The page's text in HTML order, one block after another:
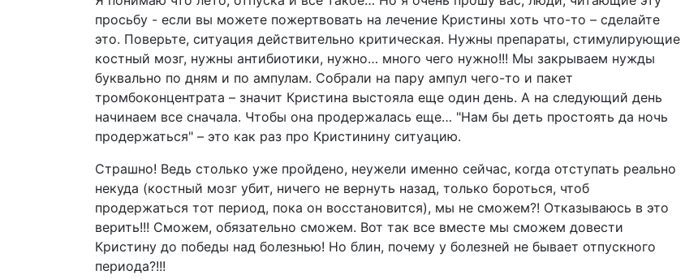
просьбу - если вы можете пожертвовать на лечение Кристины хоть что-то – сделайте
это. Поверьте, ситуация действительно критическая. Нужны препараты, стимулирующие
костный мозг, нужны антибиотики, нужно… много чего нужно!!! Мы закрываем нужды
буквально по дням и по ампулам. Собрали на пару ампул чего-то и пакет
тромбоконцентрата – значит Кристина выстояла еще один день. А на следующий день
начинаем все сначала. Чтобы она продержалась еще… "Нам бы деть простоять да ночь
продержаться" – это как раз про Кристинину ситуацию.
Страшно! Ведь столько уже пройдено, неужели именно сейчас, когда отступать реально
некуда (костный мозг убит, ничего не вернуть назад, только бороться, чтоб
продержаться тот период, пока он восстановится), мы не сможем?! Отказываюсь в это
верить!!! Сможем, обязательно сможем. Вот так все вместе мы сможем довести
Кристину до победы над болезнью! Но блин, почему у болезней не бывает отпускного
периода?!!!